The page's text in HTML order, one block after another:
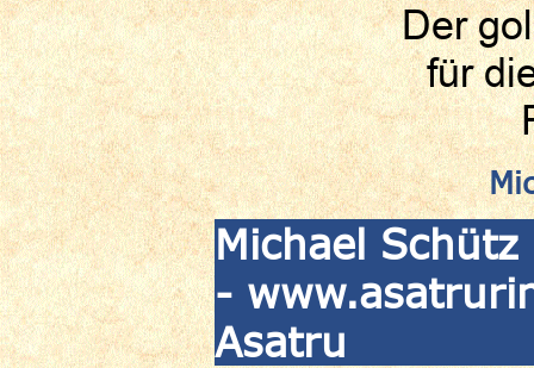
Der
für
Michael
-
Asatru